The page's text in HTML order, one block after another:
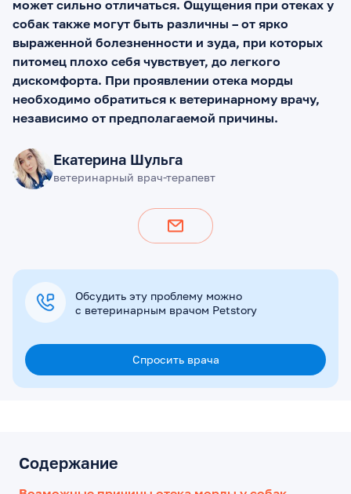
может сильно отличаться. Ощущения при отеках у
собак также могут быть различны – от ярко
выраженной болезненности и зуда, при которых
питомец плохо себя чувствует, до легкого
дискомфорта. При проявлении отека морды
необходимо обратиться к ветеринарному врачу,
независимо от предполагаемой причины.
Екатерина Шульга
ветеринарный врач-терапевт
Обсудить эту проблему можно
с ветеринарным врачом Petstory
Спросить врача
Содержание